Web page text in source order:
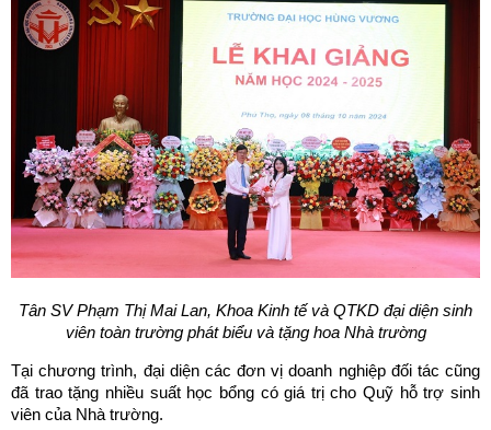
Tân SV Phạm Thị Mai Lan, Khoa Kinh tế và QTKD đại diện sinh
viên toàn trường phát biểu và tặng hoa Nhà trường
Tại chương trình, đại diện các đơn vị doanh nghiệp đối tác cũng
đã trao tặng nhiều suất học bổng có giá trị cho Quỹ hỗ trợ sinh
viên của Nhà trường.